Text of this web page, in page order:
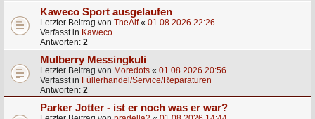
Kaweco Sport ausgelaufen
Letzter Beitrag von TheAlf« 01.08.2026 22:26
Verfasst in Kaweco
Antworten: 2
Mulberry Messingkuli
Letzter Beitrag von Moredots « 01.08.2026 20:56
Verfasst in Füllerhandel/Service/Reparaturen
Antworten: 2
Parker Jotter - ist er noch was er war?